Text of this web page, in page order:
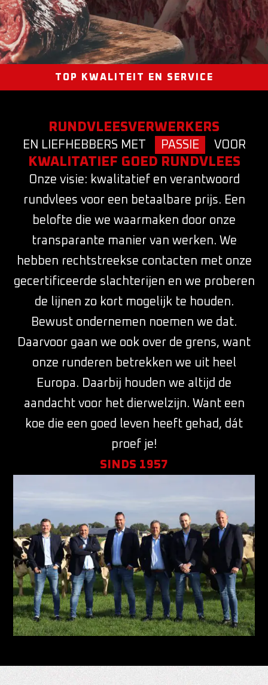
TOP KWALITEIT EN SERVICE
RUNDVLEESVERWERKERS
EN LIEFHEBBERS MET PASSIE VOOR
KWALITATIEF GOED RUNDVLEES
Onze visie: kwalitatief en verantwoord
rundvlees voor een betaalbare prijs. Een
belofte die we waarmaken door onze
transparante manier van werken. We
hebben rechtstreekse contacten met onze
gecertificeerde slachterijen en we proberen
de lijnen zo kort mogelijk te houden.
Bewust ondernemen noemen we dat.
Daarvoor gaan we ook over de grens, want
onze runderen betrekken we uit heel
Europa. Daarbij houden we altijd de
aandacht voor het dierwelzijn. Want een
koe die een goed leven heeft gehad, dát
proef je!
SINDS 1957